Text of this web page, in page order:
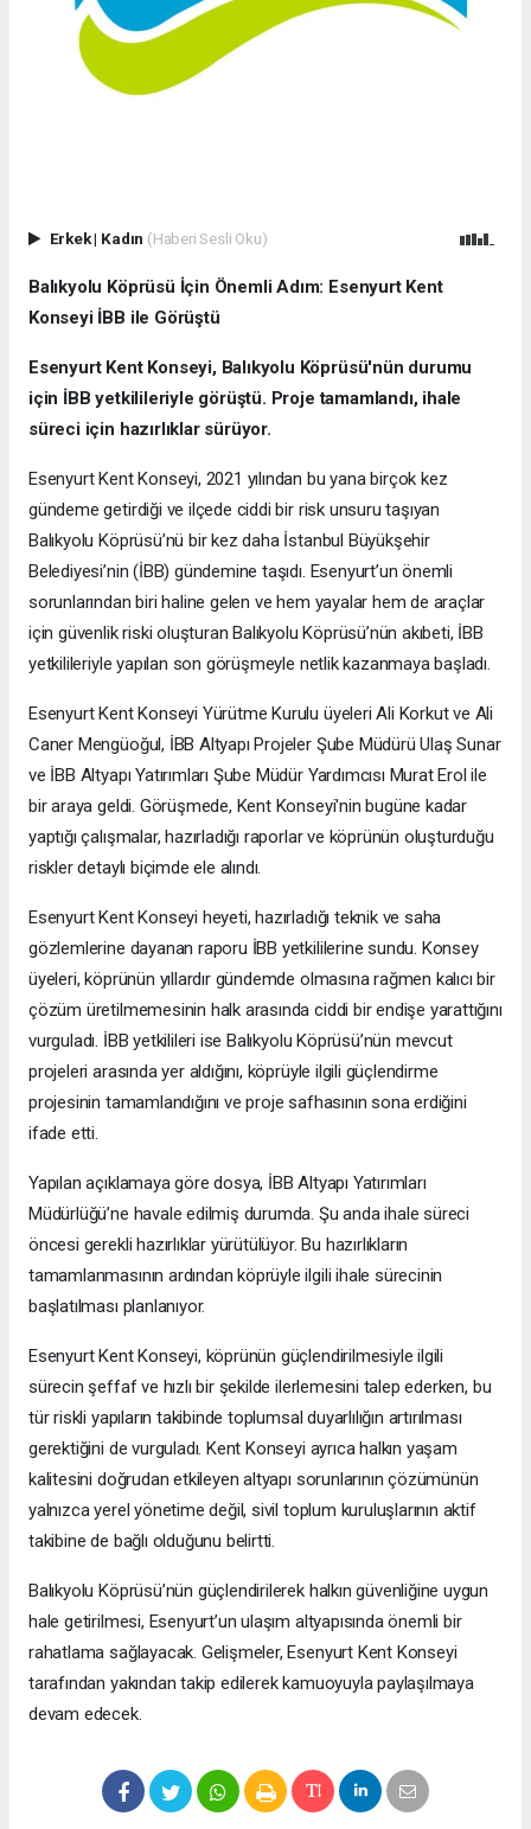
Erkek| Kadın (Haberi Sesli Oku)
Balıkyolu Köprüsü İçin Önemli Adım: Esenyurt Kent
Konseyi İBB ile Görüştü
Esenyurt Kent Konseyi, Balıkyolu Köprüsü'nün durumu
için İBB yetkilileriyle görüştü. Proje tamamlandı, ihale
süreci için hazırlıklar sürüyor.
Esenyurt Kent Konseyi, 2021 yılından bu yana birçok kez
gündeme getirdiği ve ilçede ciddi bir risk unsuru taşıyan
Balıkyolu Köprüsü’nü bir kez daha İstanbul Büyükşehir
Belediyesi’nin (İBB) gündemine taşıdı. Esenyurt’un önemli
sorunlarından biri haline gelen ve hem yayalar hem de araçlar
için güvenlik riski oluşturan Balıkyolu Köprüsü’nün akıbeti, İBB
yetkilileriyle yapılan son görüşmeyle netlik kazanmaya başladı.
Esenyurt Kent Konseyi Yürütme Kurulu üyeleri Ali Korkut ve Ali
Caner Mengüoğul, İBB Altyapı Projeler Şube Müdürü Ulaş Sunar
ve İBB Altyapı Yatırımları Şube Müdür Yardımcısı Murat Erol ile
bir araya geldi. Görüşmede, Kent Konseyi'nin bugüne kadar
yaptığı çalışmalar, hazırladığı raporlar ve köprünün oluşturduğu
riskler detaylı biçimde ele alındı.
Esenyurt Kent Konseyi heyeti, hazırladığı teknik ve saha
gözlemlerine dayanan raporu İBB yetkililerine sundu. Konsey
üyeleri, köprünün yıllardır gündemde olmasına rağmen kalıcı bir
çözüm üretilmemesinin halk arasında ciddi bir endişe yarattığını
vurguladı. İBB yetkilileri ise Balıkyolu Köprüsü’nün mevcut
projeleri arasında yer aldığını, köprüyle ilgili güçlendirme
projesinin tamamlandığını ve proje safhasının sona erdiğini
ifade etti.
Yapılan açıklamaya göre dosya, İBB Altyapı Yatırımları
Müdürlüğü’ne havale edilmiş durumda. Şu anda ihale süreci
öncesi gerekli hazırlıklar yürütülüyor. Bu hazırlıkların
tamamlanmasının ardından köprüyle ilgili ihale sürecinin
başlatılması planlanıyor.
Esenyurt Kent Konseyi, köprünün güçlendirilmesiyle ilgili
sürecin şeffaf ve hızlı bir şekilde ilerlemesini talep ederken, bu
tür riskli yapıların takibinde toplumsal duyarlılığın artırılması
gerektiğini de vurguladı. Kent Konseyi ayrıca halkın yaşam
kalitesini doğrudan etkileyen altyapı sorunlarının çözümünün
yalnızca yerel yönetime değil, sivil toplum kuruluşlarının aktif
takibine de bağlı olduğunu belirtti.
Balıkyolu Köprüsü’nün güçlendirilerek halkın güvenliğine uygun
hale getirilmesi, Esenyurt’un ulaşım altyapısında önemli bir
rahatlama sağlayacak. Gelişmeler, Esenyurt Kent Konseyi
tarafından yakından takip edilerek kamuoyuyla paylaşılmaya
devam edecek.